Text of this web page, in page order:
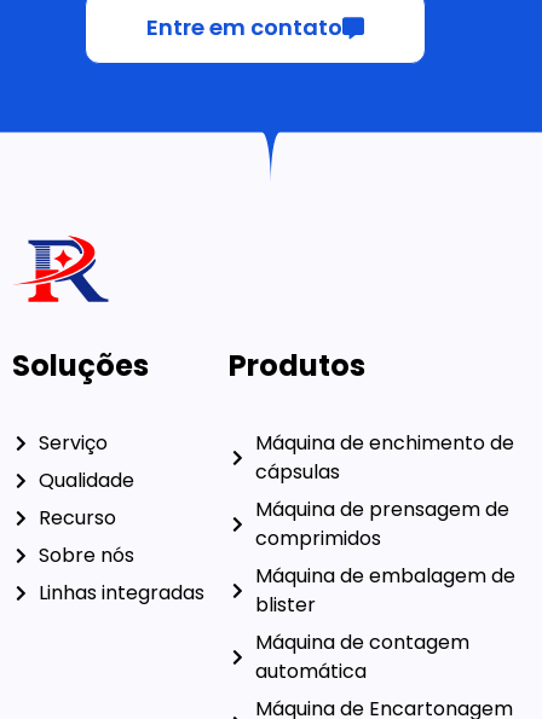
Entre em contato
Soluções
Serviço
Qualidade
Recurso
Sobre nós
Linhas integradas
Produtos
Máquina de enchimento de
cápsulas
Máquina de prensagem de
comprimidos
Máquina de embalagem de
blister
Máquina de contagem
automática
Máquina de Encartonagem